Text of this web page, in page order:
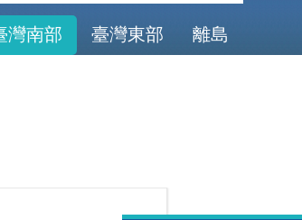
灣南部 臺灣東部 離島